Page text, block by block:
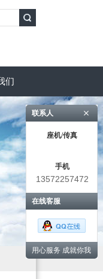
们
联系人
座机/传真
手机
13572257472
在线客服
用心服务 成就你我